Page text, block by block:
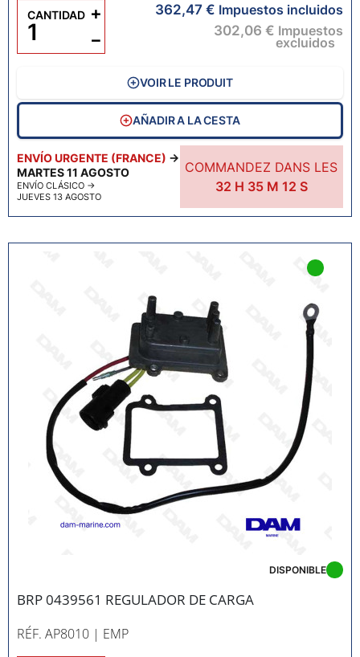
ENVÍO URGENTE (FRANCE) →
MARTES 11 AGOSTO
ENVÍO CLÁSICO →
JUEVES 13 AGOSTO
COMMANDEZ DANS LES
32 H 35 M11S
362,47 € Impuestos incluidos
302,06 € Impuestos
excluidos
CANTIDAD
−
+
VOIR LE PRODUIT
AÑADIR A LA CESTA
BRP 0439561 REGULADOR DE CARGA
RÉF. AP8010 | EMP
DISPONIBLE